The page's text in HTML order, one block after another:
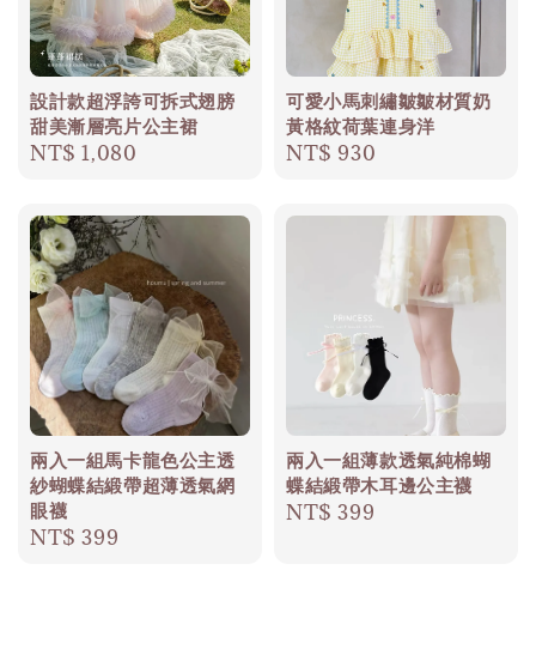
設計款超浮誇可拆式翅膀
甜美漸層亮片公主裙
Regular
NT$ 1,080
可愛小馬刺繡皺皺材質奶
黃格紋荷葉連身洋
Regular
NT$ 930
兩入一組馬卡龍色公主透
紗蝴蝶結緞帶超薄透氣網
眼襪
Regular
NT$ 399
兩入一組薄款透氣純棉蝴
蝶結緞帶木耳邊公主襪
Regular
NT$ 399